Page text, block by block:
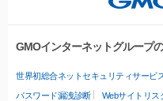
GMOインターネットグループ
世界初総合ネットセキュリティサービ
パスワード漏洩診断 Webサイトリス